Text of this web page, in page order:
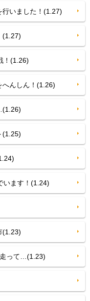
いました！(1.27)
(1.26)
んしん！(1.26)
(1.25)
ます！(1.24)
って…(1.23)